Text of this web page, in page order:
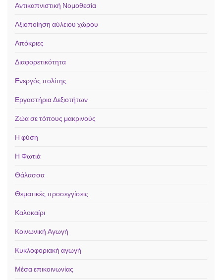
Αντικαπνιστική Νομοθεσία
Αξιοποίηση αύλειου χώρου
Απόκριες
Διαφορετικότητα
Ενεργός πολίτης
Εργαστήρια Δεξιοτήτων
Ζώα σε τόπους μακρινούς
Η φύση
Η Φωτιά
Θάλασσα
Θεματικές προσεγγίσεις
Καλοκαίρι
Κοινωνική Αγωγή
Κυκλοφοριακή αγωγή
Μέσα επικοινωνίας